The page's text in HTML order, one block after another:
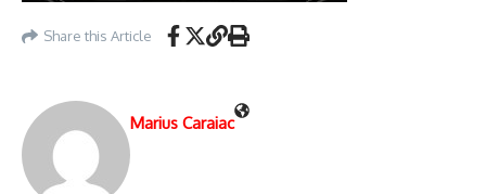
Share this Article
Marius Caraiac